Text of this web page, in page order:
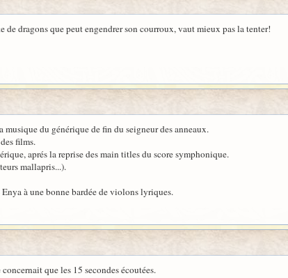
dragons que peut engendrer son courroux, vaut mieux pas la tenter!
du générique de fin du seigneur des anneaux.
films.
aprés la reprise des main titles du score symphonique.
mallapris...).
Enya à une bonne bardée de violons lyriques.
que les 15 secondes écoutées.